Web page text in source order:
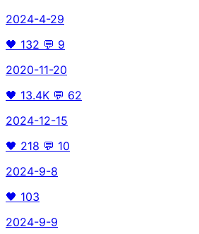
2024-4-29
🖤 132 💬 9
2020-11-20
🖤 13.4K 💬 62
2024-12-15
🖤 218 💬 10
2024-9-8
🖤 103
2024-9-9